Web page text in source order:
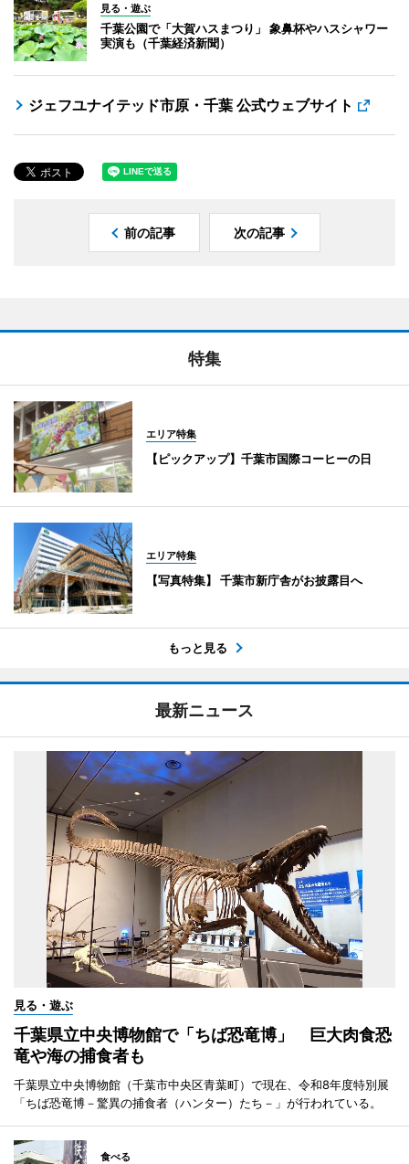
見る・遊ぶ
千葉公園で「大賀ハスまつり」 象鼻杯やハスシャワー
実演も（千葉経済新聞）
ジェフユナイテッド市原・千葉 公式ウェブサイト
前の記事 次の記事
特集
エリア特集
【ピックアップ】千葉市国際コーヒーの日
エリア特集
【写真特集】 千葉市新庁舎がお披露目へ
もっと見る
最新ニュース
見る・遊ぶ
千葉県立中央博物館で「ちば恐竜博」 巨大肉食恐
竜や海の捕食者も
千葉県立中央博物館（千葉市中央区青葉町）で現在、令和8年度特別展
「ちば恐竜博－驚異の捕食者（ハンター）たち－」が行われている。
食べる